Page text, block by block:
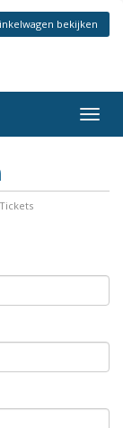
bekijken